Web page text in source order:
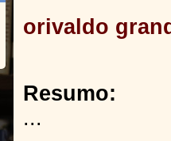
orivaldo
Resumo:
...